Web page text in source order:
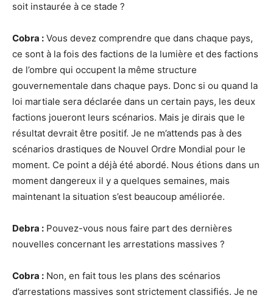
soit instaurée à ce stade ?
Cobra : Vous devez comprendre que dans chaque pays,
ce sont à la fois des factions de la lumière et des factions
de l’ombre qui occupent la même structure
gouvernementale dans chaque pays. Donc si ou quand la
loi martiale sera déclarée dans un certain pays, les deux
factions joueront leurs scénarios. Mais je dirais que le
résultat devrait être positif. Je ne m’attends pas à des
scénarios drastiques de Nouvel Ordre Mondial pour le
moment. Ce point a déjà été abordé. Nous étions dans un
moment dangereux il y a quelques semaines, mais
maintenant la situation s’est beaucoup améliorée.
Debra : Pouvez-vous nous faire part des dernières
nouvelles concernant les arrestations massives ?
Cobra : Non, en fait tous les plans des scénarios
d’arrestations massives sont strictement classifiés. Je ne